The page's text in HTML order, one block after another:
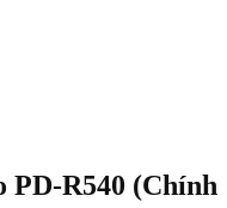
PD-R540 (Chính